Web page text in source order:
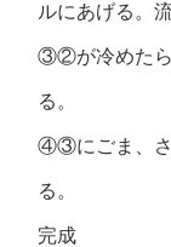
ルにあげる。
③②が冷めたら
る。
④③にごま、さ
る。
完成